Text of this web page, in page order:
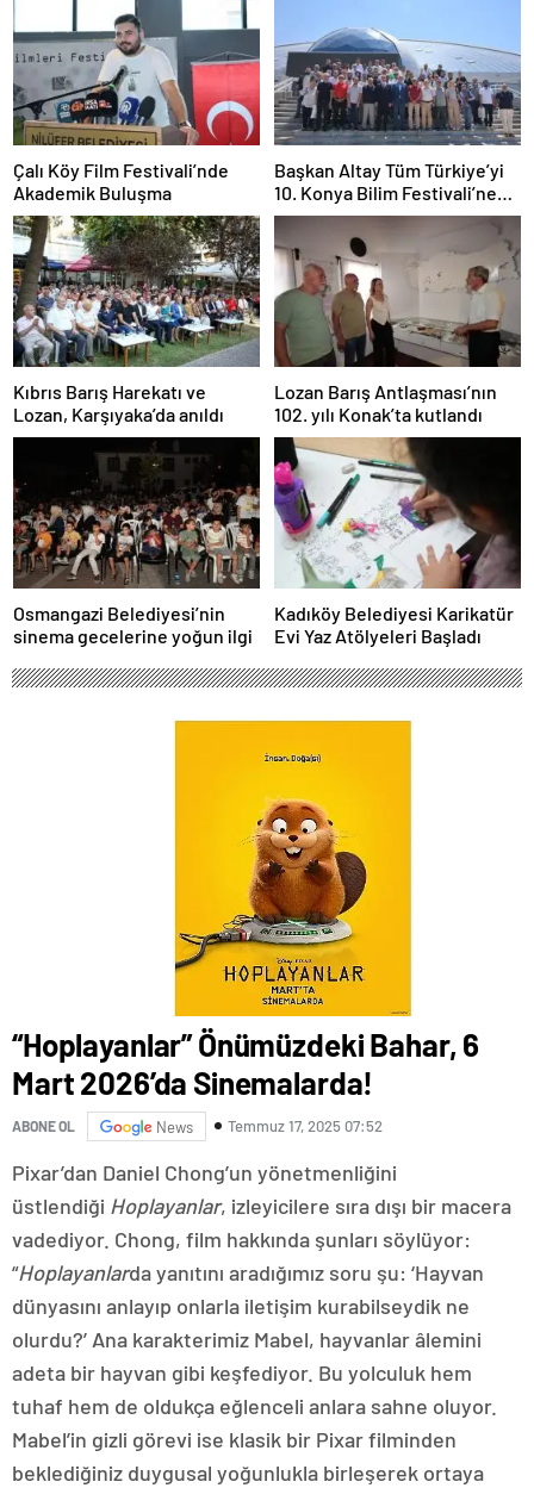
Çalı Köy Film Festivali’nde
Akademik Buluşma
Başkan Altay Tüm Türkiye’yi
10. Konya Bilim Festivali’ne
Davet Etti
Kıbrıs Barış Harekatı ve
Lozan, Karşıyaka’da anıldı
Lozan Barış Antlaşması’nın
102. yılı Konak’ta kutlandı
Osmangazi Belediyesi’nin
sinema gecelerine yoğun ilgi
Kadıköy Belediyesi Karikatür
Evi Yaz Atölyeleri Başladı
“Hoplayanlar” Önümüzdeki Bahar, 6
Mart 2026’da Sinemalarda!
ABONE OL News Temmuz 17, 2025 07:52
Pixar’dan Daniel Chong’un yönetmenliğini
üstlendiği Hoplayanlar, izleyicilere sıra dışı bir macera
vadediyor. Chong, film hakkında şunları söylüyor:
“Hoplayanlarda yanıtını aradığımız soru şu: ‘Hayvan
dünyasını anlayıp onlarla iletişim kurabilseydik ne
olurdu?’ Ana karakterimiz Mabel, hayvanlar âlemini
adeta bir hayvan gibi keşfediyor. Bu yolculuk hem
tuhaf hem de oldukça eğlenceli anlara sahne oluyor.
Mabel’in gizli görevi ise klasik bir Pixar filminden
beklediğiniz duygusal yoğunlukla birleşerek ortaya